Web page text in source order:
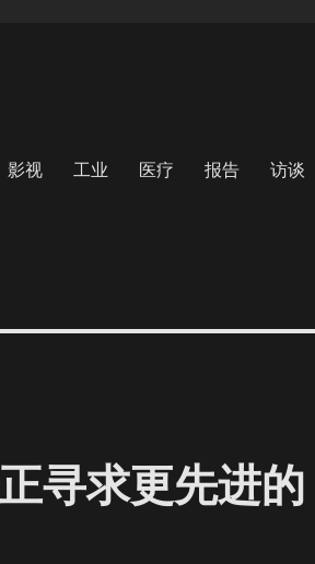
影视 工业 医疗 报告 访谈
寻求更先进的